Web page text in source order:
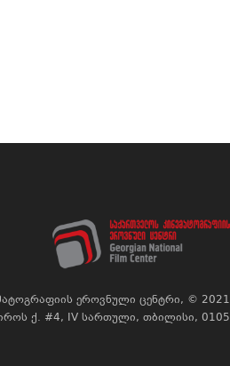
ეროვნული ცენტრი, © 2021
ქ. #4, IV სართული, თბილისი, 0105